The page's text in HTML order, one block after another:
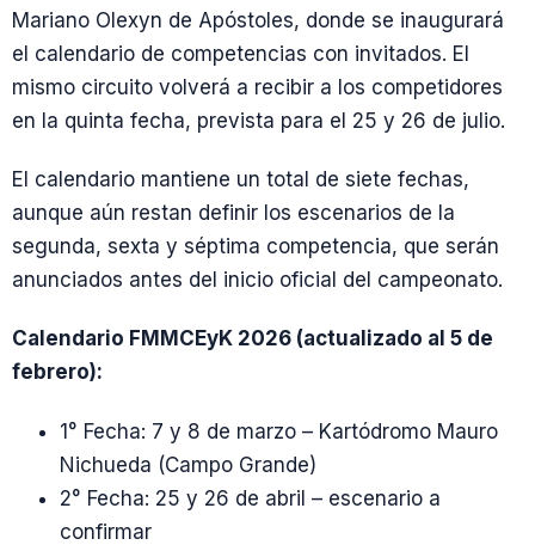
Mariano Olexyn de Apóstoles, donde se inaugurará
el calendario de competencias con invitados. El
mismo circuito volverá a recibir a los competidores
en la quinta fecha, prevista para el 25 y 26 de julio.
El calendario mantiene un total de siete fechas,
aunque aún restan definir los escenarios de la
segunda, sexta y séptima competencia, que serán
anunciados antes del inicio oficial del campeonato.
Calendario FMMCEyK 2026 (actualizado al 5 de
febrero):
1° Fecha: 7 y 8 de marzo – Kartódromo Mauro
Nichueda (Campo Grande)
2° Fecha: 25 y 26 de abril – escenario a
confirmar